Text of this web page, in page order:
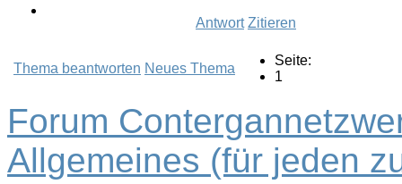
Antwort Zitieren
Thema beantworten Neues Thema
Seite:
1
Forum
Allgemeines (für jeden